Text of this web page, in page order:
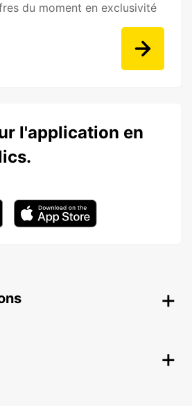
du moment en exclusivité
l'application en